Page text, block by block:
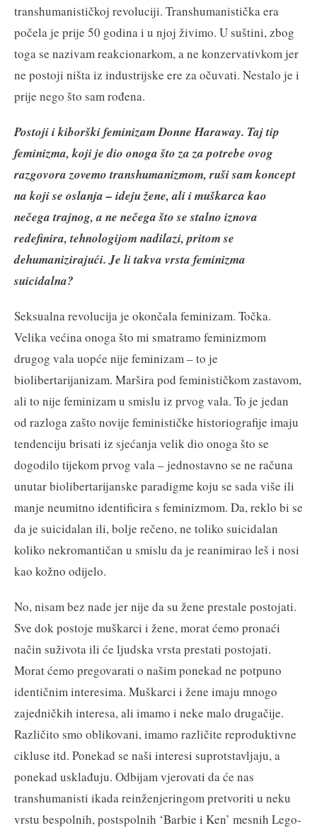
transhumanističkoj revoluciji. Transhumanistička era
počela je prije 50 godina i u njoj živimo. U suštini, zbog
toga se nazivam reakcionarkom, a ne konzervativkom jer
ne postoji ništa iz industrijske ere za očuvati. Nestalo je i
prije nego što sam rođena.
Postoji i kiborški feminizam Donne Haraway. Taj tip
feminizma, koji je dio onoga što za za potrebe ovog
razgovora zovemo transhumanizmom, ruši sam koncept
na koji se oslanja – ideju žene, ali i muškarca kao
nečega trajnog, a ne nečega što se stalno iznova
redefinira, tehnologijom nadilazi, pritom se
dehumanizirajući. Je li takva vrsta feminizma
suicidalna?
Seksualna revolucija je okončala feminizam. Točka.
Velika većina onoga što mi smatramo feminizmom
drugog vala uopće nije feminizam – to je
biolibertarijanizam. Maršira pod feminističkom zastavom,
ali to nije feminizam u smislu iz prvog vala. To je jedan
od razloga zašto novije feminističke historiografije imaju
tendenciju brisati iz sjećanja velik dio onoga što se
dogodilo tijekom prvog vala – jednostavno se ne računa
unutar biolibertarijanske paradigme koju se sada više ili
manje neumitno identificira s feminizmom. Da, reklo bi se
da je suicidalan ili, bolje rečeno, ne toliko suicidalan
koliko nekromantičan u smislu da je reanimirao leš i nosi
kao kožno odijelo.
No, nisam bez nade jer nije da su žene prestale postojati.
Sve dok postoje muškarci i žene, morat ćemo pronaći
način suživota ili će ljudska vrsta prestati postojati.
Morat ćemo pregovarati o našim ponekad ne potpuno
identičnim interesima. Muškarci i žene imaju mnogo
zajedničkih interesa, ali imamo i neke malo drugačije.
Različito smo oblikovani, imamo različite reproduktivne
cikluse itd. Ponekad se naši interesi suprotstavljaju, a
ponekad usklađuju. Odbijam vjerovati da će nas
transhumanisti ikada reinženjeringom pretvoriti u neku
vrstu bespolnih, postspolnih ‘Barbie i Ken’ mesnih Lego-